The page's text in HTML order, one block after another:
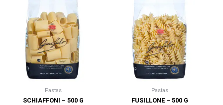
Pastas
SCHIAFFONI – 500 G
Pastas
FUSILLONE – 500 G